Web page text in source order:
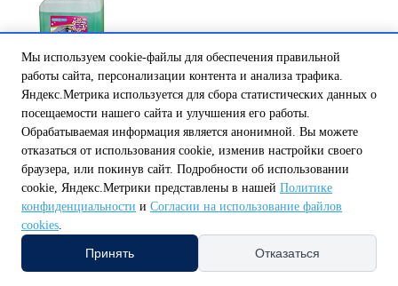
Теплоноситель д/систем отоп Thermos 65, 10кг (про ...
Есть в наличии
Цена:
.............................................
2 900,00 ₽
Количество:
В корзину
Компания
Мы используем cookie-файлы для обеспечения правильной
работы сайта, персонализации контента и анализа трафика.
Яндекс.Метрика используется для сбора статистических данных о
посещаемости нашего сайта и улучшения его работы.
Обрабатываемая информация является анонимной. Вы можете
отказаться от использования cookie, изменив настройки своего
браузера, или покинув сайт. Подробности об использовании
cookie, Яндекс.Метрики представлены в нашей Политике
конфиденциальности и Согласии на использование файлов
cookies.
Принять Отказаться